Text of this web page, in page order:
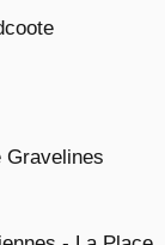
Gravelines